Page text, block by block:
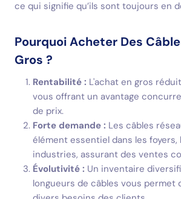
ce qui signifie qu’ils sont toujours en
Pourquoi Acheter Des
Gros ?
Rentabilité : L'achat en gros
vous offrant un avantage
de prix.
Forte demande : Les câbles
élément essentiel dans les foyers,
industries, assurant des ventes
Évolutivité : Un inventaire
longueurs de câbles vous permet